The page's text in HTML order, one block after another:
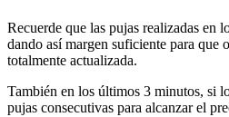
Recuerde que las pujas realizadas en
dando así margen suficiente para que
totalmente actualizada.
También en los últimos 3 minutos, si
pujas consecutivas para alcanzar el